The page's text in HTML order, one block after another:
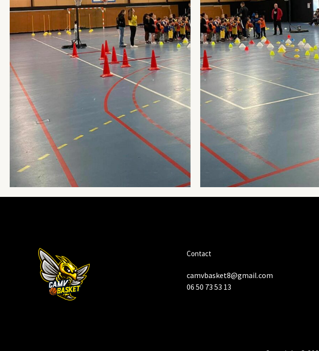
Contact
camvbasket8@gmail.com
06 50 73 53 13